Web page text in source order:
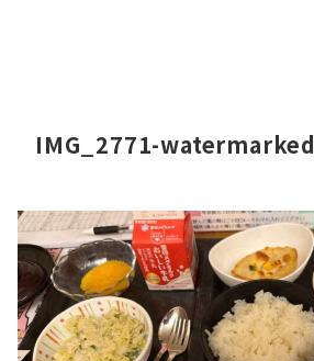
IMG_2771-watermarked